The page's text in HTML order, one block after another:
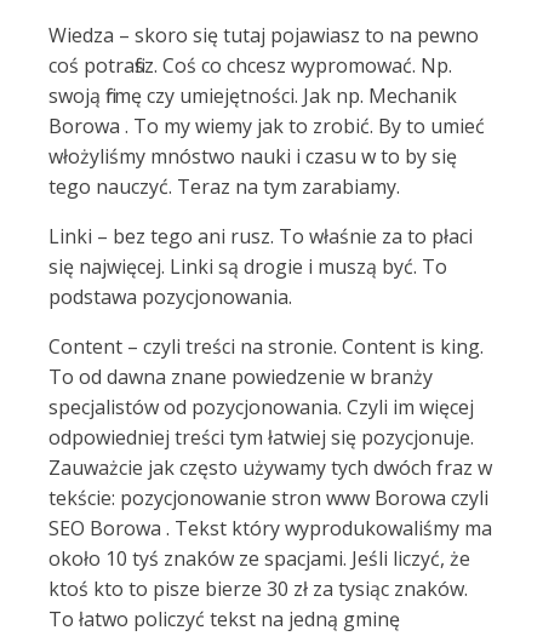
Wiedza – skoro się tutaj pojawiasz to na pewno
coś potrafisz. Coś co chcesz wypromować. Np.
swoją firmę czy umiejętności. Jak np. Mechanik
Borowa . To my wiemy jak to zrobić. By to umieć
włożyliśmy mnóstwo nauki i czasu w to by się
tego nauczyć. Teraz na tym zarabiamy.
Linki – bez tego ani rusz. To właśnie za to płaci
się najwięcej. Linki są drogie i muszą być. To
podstawa pozycjonowania.
Content – czyli treści na stronie. Content is king.
To od dawna znane powiedzenie w branży
specjalistów od pozycjonowania. Czyli im więcej
odpowiedniej treści tym łatwiej się pozycjonuje.
Zauważcie jak często używamy tych dwóch fraz w
tekście: pozycjonowanie stron www Borowa czyli
SEO Borowa . Tekst który wyprodukowaliśmy ma
około 10 tyś znaków ze spacjami. Jeśli liczyć, że
ktoś kto to pisze bierze 30 zł za tysiąc znaków.
To łatwo policzyć tekst na jedną gminę